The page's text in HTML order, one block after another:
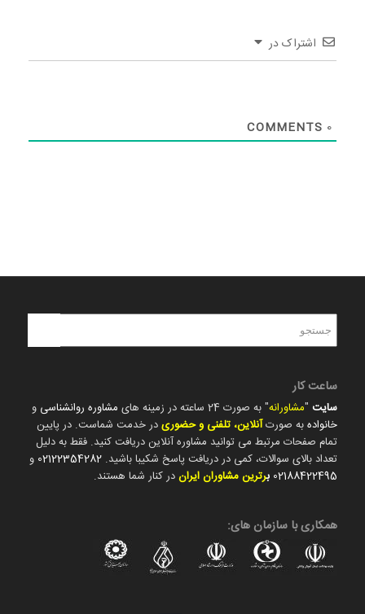
اشتراک در
0
ساعت کار
سایت"مشاورانه" به صورت 24 ساعته در زمینه های مشاوره روانشناسی و
خانوادهبه صورتآنلاین، تلفنی و حضوریدر خدمت شماست. در پایین
تمام صفحات مرتبط می توانید مشاوره آنلاین دریافت کنید. فقط به دلیل
تعداد بالای سوالات، کمی در دریافت پاسخ شکیبا باشید. 02122354282 و
02188422495 برترین مشاوران ایراندر کنار شما هستند.
همکاری با سازمان های: